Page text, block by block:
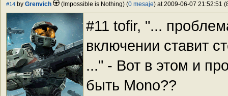
#14 by Grenvich (Impossible is Nothing) (0 mesaje) at 2009-06-07 21:52:51
#11 tofir, "...
включении ставит
..." - Вот в этом и
быть Mono??